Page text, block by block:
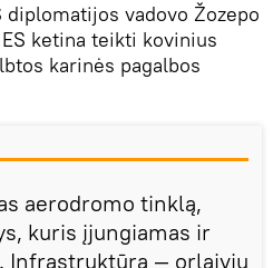
diplomatijos vadovo Žozepo
ketina teikti kovinius
karinės pagalbos
aerodromo tinklą,
kuris įjungiamas ir
Infrastruktūra — orlaivių